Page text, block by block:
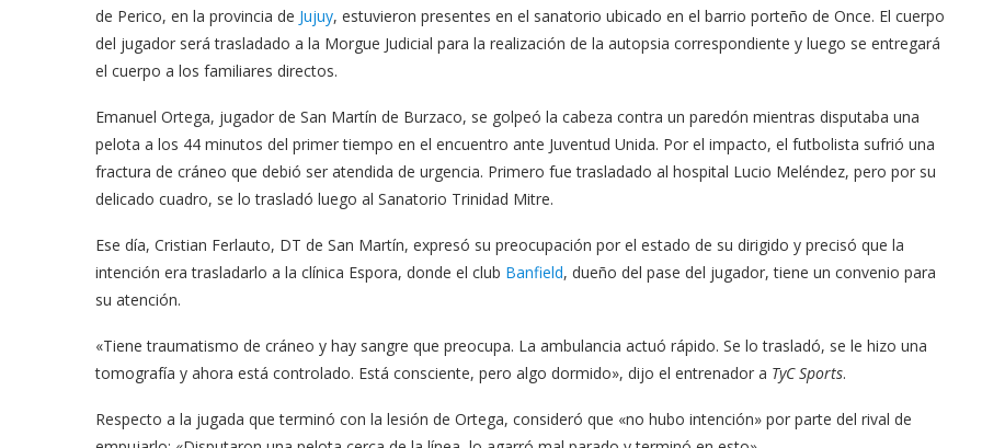
de Perico, en la provincia de Jujuy, estuvieron presentes en el sanatorio ubicado en el barrio porteño de Once. El cuerpo
del jugador será trasladado a la Morgue Judicial para la realización de la autopsia correspondiente y luego se entregará
el cuerpo a los familiares directos.
Emanuel Ortega, jugador de San Martín de Burzaco, se golpeó la cabeza contra un paredón mientras disputaba una
pelota a los 44 minutos del primer tiempo en el encuentro ante Juventud Unida. Por el impacto, el futbolista sufrió una
fractura de cráneo que debió ser atendida de urgencia. Primero fue trasladado al hospital Lucio Meléndez, pero por su
delicado cuadro, se lo trasladó luego al Sanatorio Trinidad Mitre.
Ese día, Cristian Ferlauto, DT de San Martín, expresó su preocupación por el estado de su dirigido y precisó que la
intención era trasladarlo a la clínica Espora, donde el club Banfield, dueño del pase del jugador, tiene un convenio para
su atención.
«Tiene traumatismo de cráneo y hay sangre que preocupa. La ambulancia actuó rápido. Se lo trasladó, se le hizo una
tomografía y ahora está controlado. Está consciente, pero algo dormido», dijo el entrenador a TyC Sports.
Respecto a la jugada que terminó con la lesión de Ortega, consideró que «no hubo intención» por parte del rival de